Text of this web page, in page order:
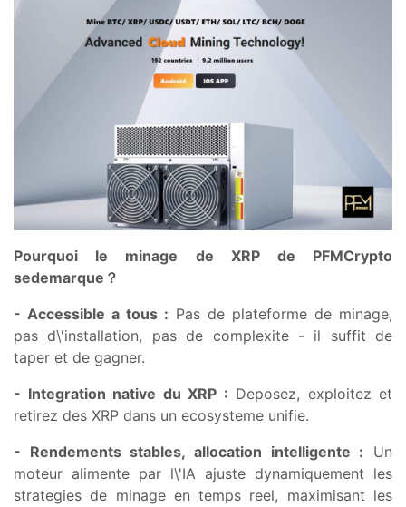
Pourquoi le minage de XRP de PFMCrypto
sedemarque？
- Accessible a tous : Pas de plateforme de minage,
pas d\'installation, pas de complexite - il suffit de
taper et de gagner.
- Integration native du XRP : Deposez, exploitez et
retirez des XRP dans un ecosysteme unifie.
- Rendements stables, allocation intelligente : Un
moteur alimente par l\'IA ajuste dynamiquement les
strategies de minage en temps reel, maximisant les